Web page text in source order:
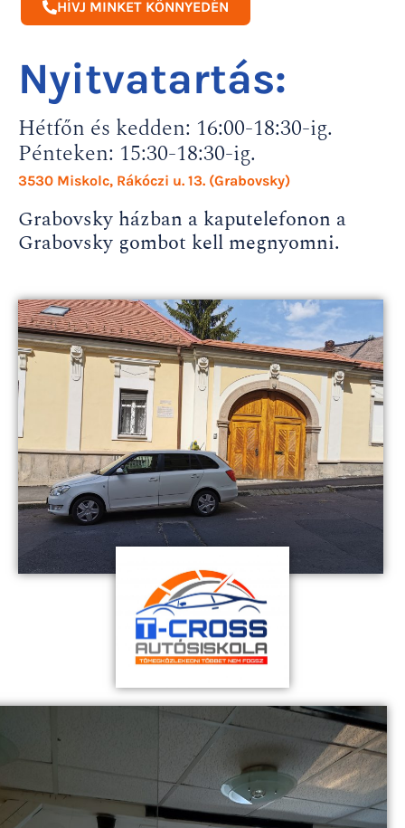
HÍVJ MINKET KÖNNYEDÉN
Nyitvatartás:
Hétfőn és kedden: 16:00-18:30-ig.
Pénteken: 15:30-18:30-ig.
3530 Miskolc, Rákóczi u. 13. (Grabovsky)
Grabovsky házban a kaputelefonon a
Grabovsky gombot kell megnyomni.